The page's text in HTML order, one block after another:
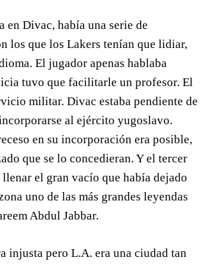
en Divac, había una serie de
los que los Lakers tenían que lidiar,
El jugador apenas hablaba
tuvo que facilitarle un profesor. El
militar. Divac estaba pendiente de
al ejército yugoslavo.
en su incorporación era posible,
que se lo concedieran. Y el tercer
el gran vacío que había dejado
uno de las más grandes leyendas
Abdul Jabbar.
injusta pero L.A. era una ciudad tan